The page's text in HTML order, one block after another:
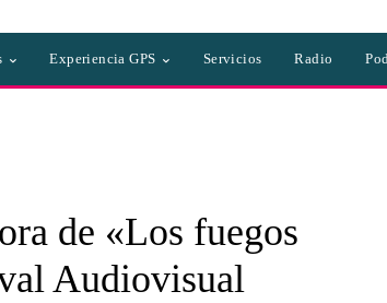
Experiencia GPS Servicios Radio
de «Los fuegos
Audiovisual